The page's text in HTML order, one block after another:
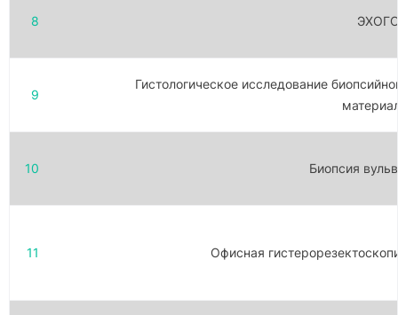
8
9
Гистологическое исследование
10 Биопсия
11 Офисная